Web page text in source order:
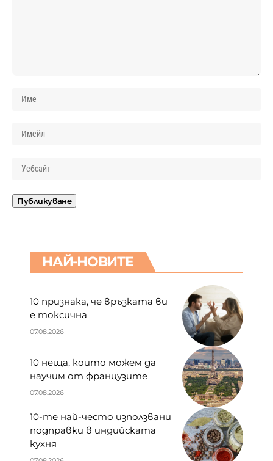
НАЙ-НОВИТЕ
10 признака, че връзката ви
е токсична
07.08.2026
10 неща, които можем да
научим от французите
07.08.2026
10-те най-често използвани
подправки в индийската
кухня